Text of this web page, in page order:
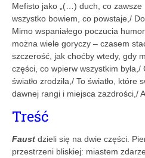
Mefisto jako „(…) duch, co zawsze
wszystko bowiem, co powstaje,/
Mimo wspaniałego poczucia
można wiele goryczy – czasem
szczerość, jak choćby wtedy, gdy
części, co wpierw wszystkim
światło zrodziła,/ To światło, które
dawnej rangi i miejsca zazdrości,/
Treść
Faust dzieli się na dwie części.
przestrzeni bliskiej: miastem